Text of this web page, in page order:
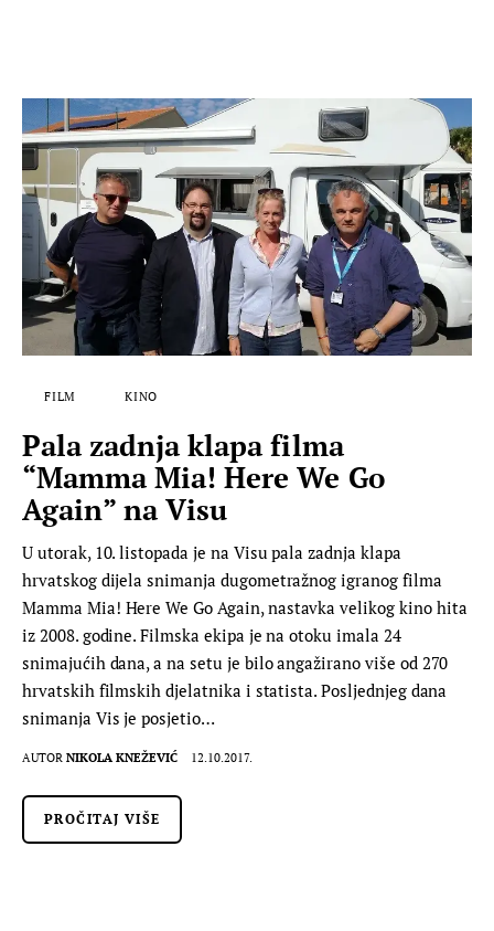
FILM KINO
Pala zadnja klapa filma
“Mamma Mia! Here We Go
Again” na Visu
U utorak, 10. listopada je na Visu pala zadnja klapa
hrvatskog dijela snimanja dugometražnog igranog filma
Mamma Mia! Here We Go Again, nastavka velikog kino hita
iz 2008. godine. Filmska ekipa je na otoku imala 24
snimajućih dana, a na setu je bilo angažirano više od 270
hrvatskih filmskih djelatnika i statista. Posljednjeg dana
snimanja Vis je posjetio…
AUTOR NIKOLA KNEŽEVIĆ 12.10.2017.
PROČITAJ VIŠE